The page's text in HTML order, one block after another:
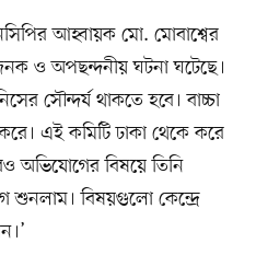
আহ্বায়ক মো. মোবাশ্বের
ও অপছন্দনীয় ঘটনা ঘটেছে।
সৌন্দর্য থাকতে হবে। বাচ্চা
এই কমিটি ঢাকা থেকে করে
অভিযোগের বিষয়ে তিনি
বিষয়গুলো কেন্দ্রে